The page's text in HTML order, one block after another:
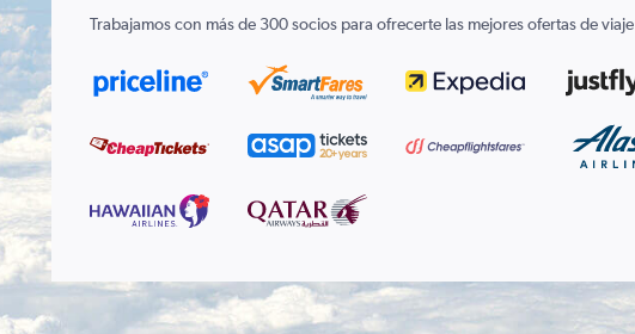
Trabajamos con más de 300 socios para ofrecerte las mejores ofertas de viaje